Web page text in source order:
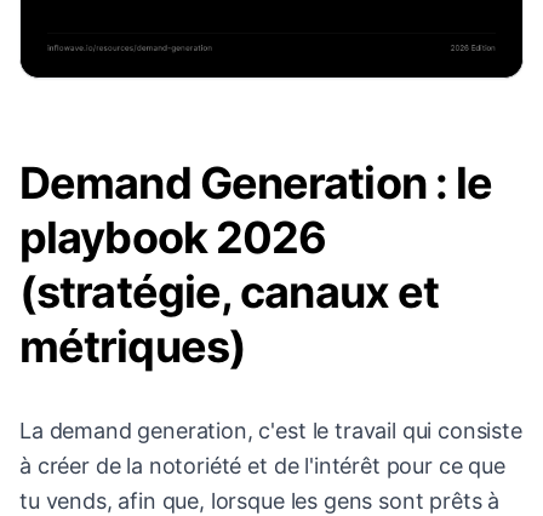
Demand Generation : le
playbook 2026
(stratégie, canaux et
métriques)
La demand generation, c'est le travail qui consiste
à créer de la notoriété et de l'intérêt pour ce que
tu vends, afin que, lorsque les gens sont prêts à